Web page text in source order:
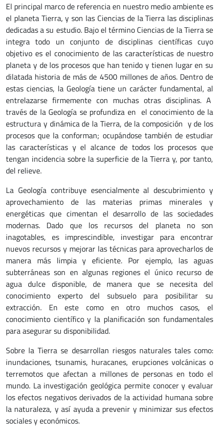
El principal marco de referencia en nuestro medio ambiente es
el planeta Tierra, y son las Ciencias de la Tierra las disciplinas
dedicadas a su estudio. Bajo el término Ciencias de la Tierra se
integra todo un conjunto de disciplinas científicas cuyo
objetivo es el conocimiento de las características de nuestro
planeta y de los procesos que han tenido y tienen lugar en su
dilatada historia de más de 4500 millones de años. Dentro de
estas ciencias, la Geología tiene un carácter fundamental, al
entrelazarse firmemente con muchas otras disciplinas. A
través de la Geología se profundiza en el conocimiento de la
estructura y dinámica de la Tierra, de la composición y de los
procesos que la conforman; ocupándose también de estudiar
las características y el alcance de todos los procesos que
tengan incidencia sobre la superficie de la Tierra y, por tanto,
del relieve.
La Geología contribuye esencialmente al descubrimiento y
aprovechamiento de las materias primas minerales y
energéticas que cimentan el desarrollo de las sociedades
modernas. Dado que los recursos del planeta no son
inagotables, es imprescindible, investigar para encontrar
nuevos recursos y mejorar las técnicas para aprovecharlos de
manera más limpia y eficiente. Por ejemplo, las aguas
subterráneas son en algunas regiones el único recurso de
agua dulce disponible, de manera que se necesita del
conocimiento experto del subsuelo para posibilitar su
extracción. En este como en otro muchos casos, el
conocimiento científico y la planificación son fundamentales
para asegurar su disponibilidad.
Sobre la Tierra se desarrollan riesgos naturales tales como:
inundaciones, tsunamis, huracanes, erupciones volcánicas o
terremotos que afectan a millones de personas en todo el
mundo. La investigación geológica permite conocer y evaluar
los efectos negativos derivados de la actividad humana sobre
la naturaleza, y así ayuda a prevenir y minimizar sus efectos
sociales y económicos.